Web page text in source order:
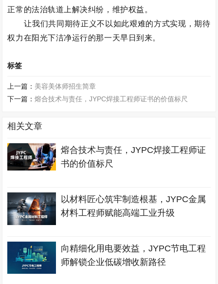
正常的法治轨道上解决纠纷，维护权益。
让我们共同期待正义不以如此艰难的方式实现，期待
权力在阳光下洁净运行的那一天早日到来。
标签
上一篇： 美容美体师招生简章
下一篇：熔合技术与责任，JYPC焊接工程师证书的价值标尺
相关文章
熔合技术与责任，JYPC焊接工程师证
书的价值标尺
以材料匠心筑牢制造根基，JYPC金属
材料工程师赋能高端工业升级
向精细化用电要效益，JYPC节电工程
师解锁企业低碳增收新路径